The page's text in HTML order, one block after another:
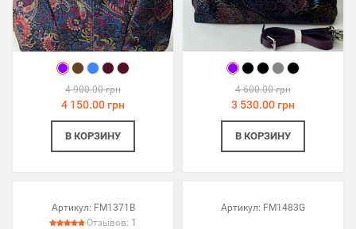
4 900.00 грн
4 150.00 грн
В КОРЗИНУ
4 600.00 грн
3 530.00 грн
В КОРЗИНУ
Артикул: FM1371B
Отзывов: 1
Артикул: FM1483G